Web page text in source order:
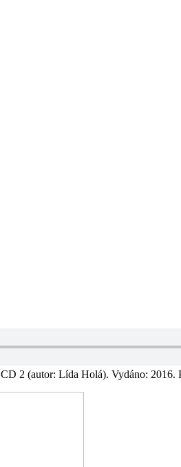
2 (autor: Lída Holá). Vydáno: 2016.